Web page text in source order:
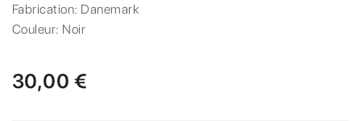
Fabrication: Danemark
Couleur: Noir
30,00 €